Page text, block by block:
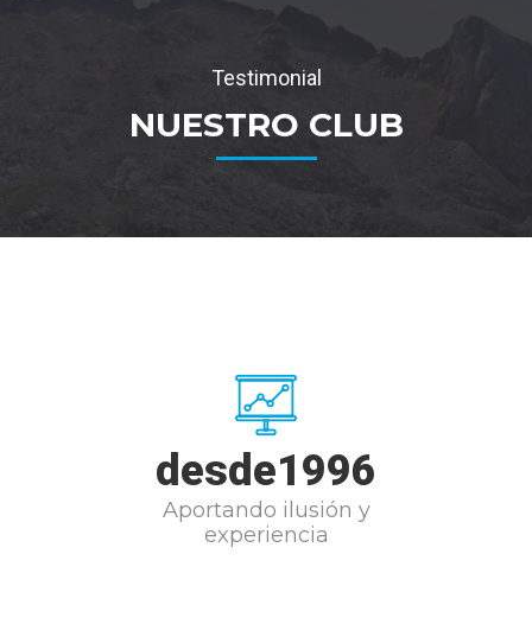
Testimonial
NUESTRO CLUB
desde1996
Aportando ilusión y
experiencia